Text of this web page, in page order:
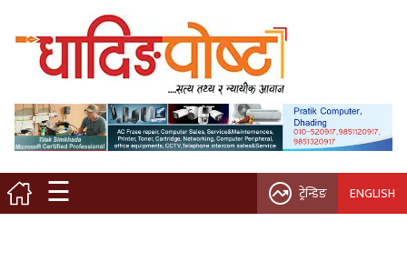
☰
मुख्य पृष्ठ
स्थानीय समाचार
विचार / ब्लग
नगर/गाउँ पालिका
ट्रेन्डिङ ENGLISH